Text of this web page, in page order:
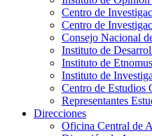
Centro de
Centro de
Consejo Nacional
Instituto de
Instituto de
Instituto de
Centro de Estudios
Representantes
Direcciones
Oficina Central de